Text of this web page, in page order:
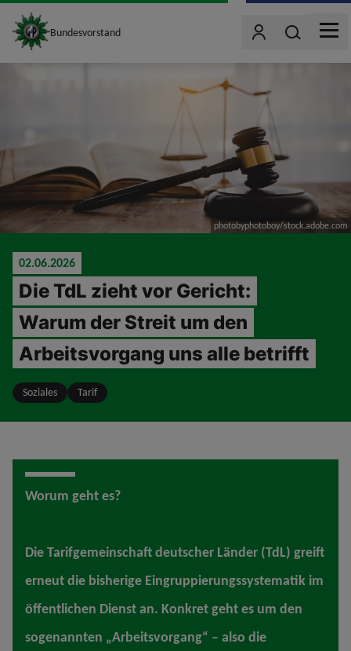
site_logo
Bundesvorstand BenutzerWonach
MENU
photobyphotoboy/stock.adobe.com
02.06.2026
Die TdL zieht vor Gericht:
Warum der Streit um den
Arbeitsvorgang uns alle betrifft
Soziales Tarif
Worum geht es?
Die Tarifgemeinschaft deutscher Länder (TdL) greift
erneut die bisherige Eingruppierungssystematik im
öffentlichen Dienst an. Konkret geht es um den
sogenannten „Arbeitsvorgang“ – also die